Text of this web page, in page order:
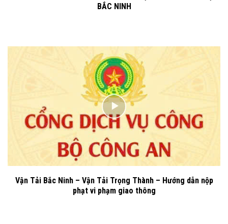
BẮC NINH
Vận Tải Bắc Ninh – Vận Tải Trọng Thành – Hướng dẫn nộp
phạt vi phạm giao thông